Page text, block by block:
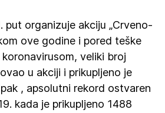
put organizuje akciju „Crveno-
ove godine i pored teške
veliki broj
u akciji i prikupljeno je
, apsolutni rekord ostvaren
kada je prikupljeno 1488